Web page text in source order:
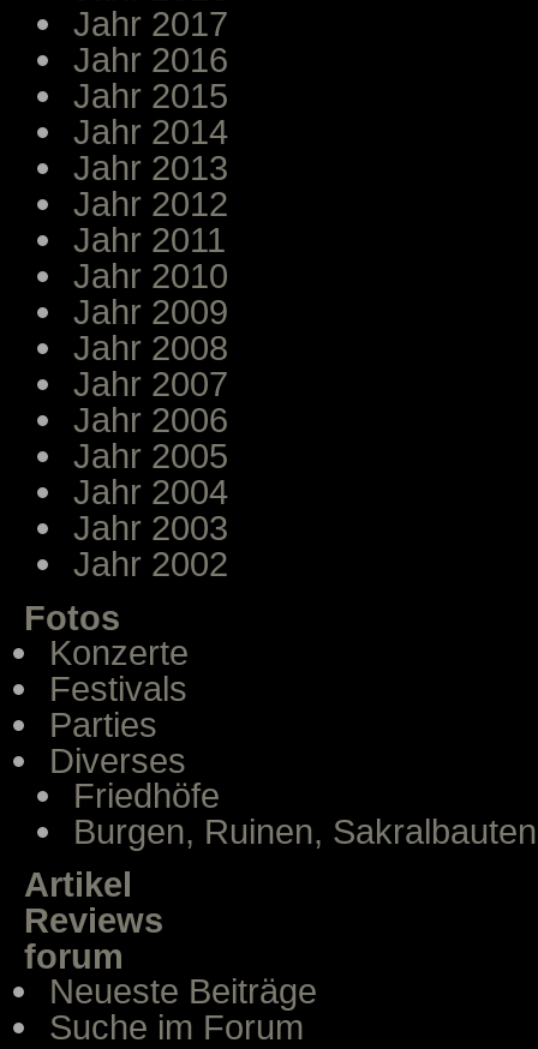
Jahr 2017
Jahr 2016
Jahr 2015
Jahr 2014
Jahr 2013
Jahr 2012
Jahr 2011
Jahr 2010
Jahr 2009
Jahr 2008
Jahr 2007
Jahr 2006
Jahr 2005
Jahr 2004
Jahr 2003
Jahr 2002
Fotos
Konzerte
Festivals
Parties
Diverses
Friedhöfe
Burgen, Ruinen, Sakralbauten
Artikel
Reviews
forum
Neueste Beiträge
Suche im Forum